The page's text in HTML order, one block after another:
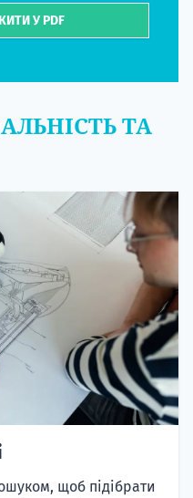
У PDF
ТА
щоб підібрати